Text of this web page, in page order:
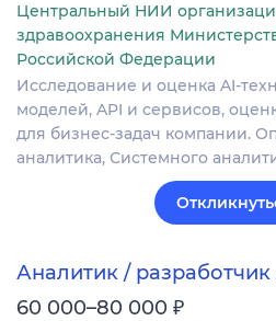
Центральный НИИ
здравоохранения
Российской Федерации
Исследование и оценка AI-
моделей, API и сервисов,
для бизнес-задач компании.
аналитика, Системного
Аналитик /
60 000–80 000 ₽